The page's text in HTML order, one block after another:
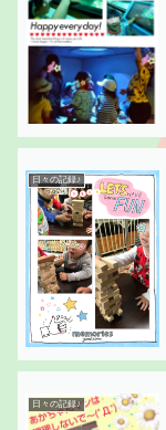
日々の記録♪
日々の記録♪